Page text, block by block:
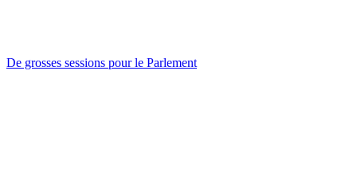
De grosses sessions pour le Parlement